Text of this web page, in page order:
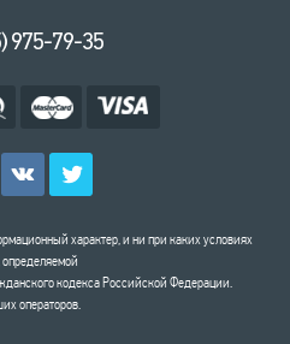
975-79-35
характер, и ни при каких условиях
определяемой
кодекса Российской Федерации.
операторов.